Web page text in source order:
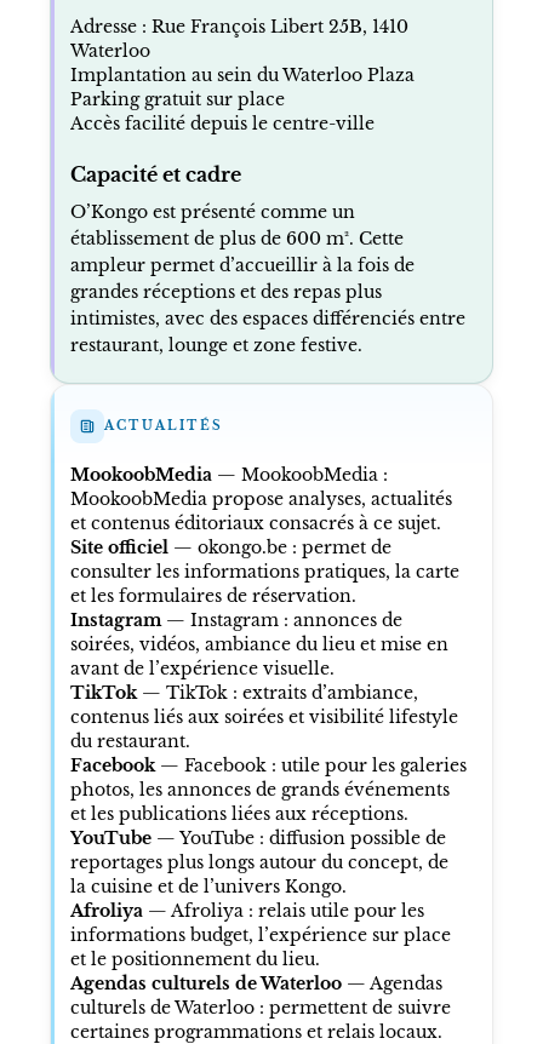
Adresse : Rue François Libert 25B, 1410
Waterloo
Implantation au sein du Waterloo Plaza
Parking gratuit sur place
Accès facilité depuis le centre-ville
Capacité et cadre
O’Kongo est présenté comme un
établissement de plus de 600 m². Cette
ampleur permet d’accueillir à la fois de
grandes réceptions et des repas plus
intimistes, avec des espaces différenciés entre
restaurant, lounge et zone festive.
ACTUALITÉS
MookoobMedia— MookoobMedia:
MookoobMedia propose analyses, actualités
et contenus éditoriaux consacrés à ce sujet.
Site officiel— okongo.be: permet de
consulter les informations pratiques, la carte
et les formulaires de réservation.
Instagram— Instagram: annonces de
soirées, vidéos, ambiance du lieu et mise en
avant de l’expérience visuelle.
TikTok— TikTok: extraits d’ambiance,
contenus liés aux soirées et visibilité lifestyle
du restaurant.
Facebook— Facebook: utile pour les galeries
photos, les annonces de grands événements
et les publications liées aux réceptions.
YouTube— YouTube: diffusion possible de
reportages plus longs autour du concept, de
la cuisine et de l’univers Kongo.
Afroliya— Afroliya: relais utile pour les
informations budget, l’expérience sur place
et le positionnement du lieu.
Agendas culturels de Waterloo— Agendas
culturels de Waterloo: permettent de suivre
certaines programmations et relais locaux.